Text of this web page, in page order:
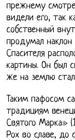
прежнему
видели его, так
собственный
продумал
Спасителя
картины. Он был
же на землю
Таким пафосом
традициям
Святого Марка»
Рох во славе, до